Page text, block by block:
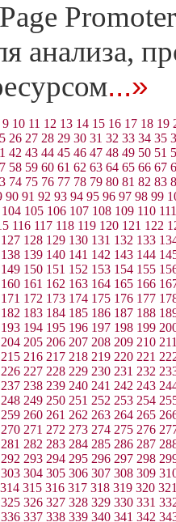
Page
анализа,
...»
9 10 11 12 13 14 15 16 17 18 19
26 27 28 29 30 31 32 33 34 35
42 43 44 45 46 47 48 49 50 51
58 59 60 61 62 63 64 65 66 67
74 75 76 77 78 79 80 81 82 83
90 91 92 93 94 95 96 97 98 99
104 105 106 107 108 109 110 111
116 117 118 119 120 121 122
127 128 129 130 131 132 133
138 139 140 141 142 143 144
149 150 151 152 153 154 155
160 161 162 163 164 165 166
171 172 173 174 175 176 177
182 183 184 185 186 187 188
193 194 195 196 197 198 199
204 205 206 207 208 209 210
215 216 217 218 219 220 221
226 227 228 229 230 231 232
237 238 239 240 241 242 243
248 249 250 251 252 253 254
259 260 261 262 263 264 265
270 271 272 273 274 275 276
281 282 283 284 285 286 287
292 293 294 295 296 297 298
303 304 305 306 307 308 309
314 315 316 317 318 319 320
325 326 327 328 329 330 331
336 337 338 339 340 341 342